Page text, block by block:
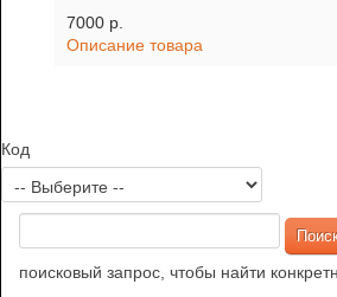
7000 p.
Описание товара
Код
поисковый запрос, чтобы найти